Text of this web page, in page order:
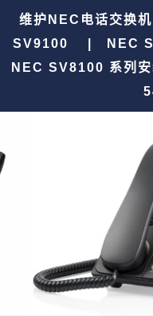
维护NEC电话交
SV9100 | NEC
NEC SV8100 系列